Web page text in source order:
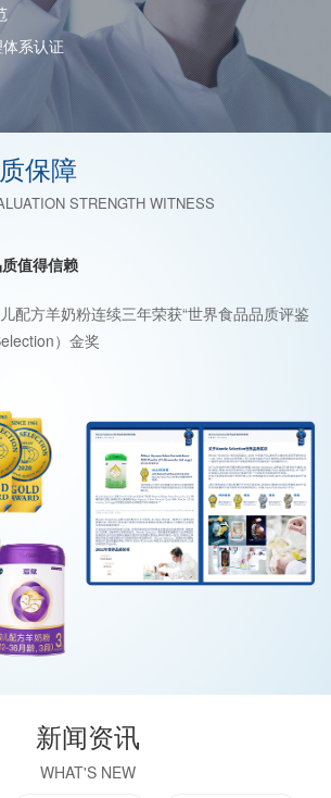
系认证
保障
STRENGTH WITNESS
值得信赖
配方羊奶粉连续三年荣获“世界食品品质评鉴
）金奖
新闻资讯
WHAT'S NEW